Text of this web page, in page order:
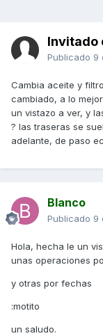
Invitado
Publicado 9
Cambia aceite y
cambiado, a lo
un vistazo a ver, y
? las traseras se
adelante, de paso
Blanco
Publicado 9
Hola, hecha le un
unas operaciones
y otras por fechas
:motito
un saludo.